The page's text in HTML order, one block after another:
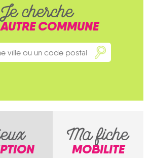
Je cherche
COMMUNE
Ma fiche
MOBILITE